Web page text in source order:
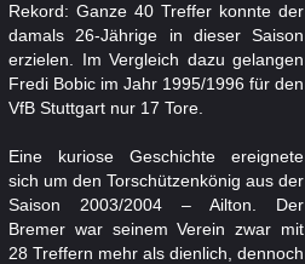
Rekord: Ganze 40 Treffer konnte der
damals 26-Jährige in dieser Saison
erzielen. Im Vergleich dazu gelangen
Fredi Bobic im Jahr 1995/1996 für den
VfB Stuttgart nur 17 Tore.
Eine kuriose Geschichte ereignete
sich um den Torschützenkönig aus der
Saison 2003/2004 – Ailton. Der
Bremer war seinem Verein zwar mit
28 Treffern mehr als dienlich, dennoch